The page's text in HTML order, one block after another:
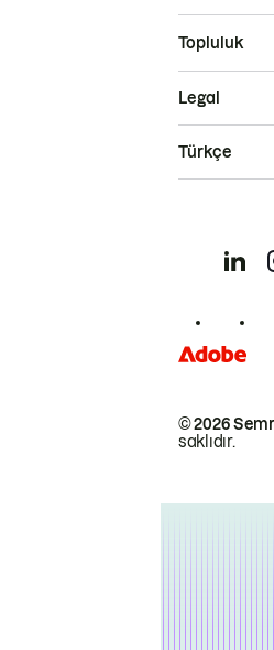
Topluluk
© 2026
saklıdır.
Legal
Türkçe